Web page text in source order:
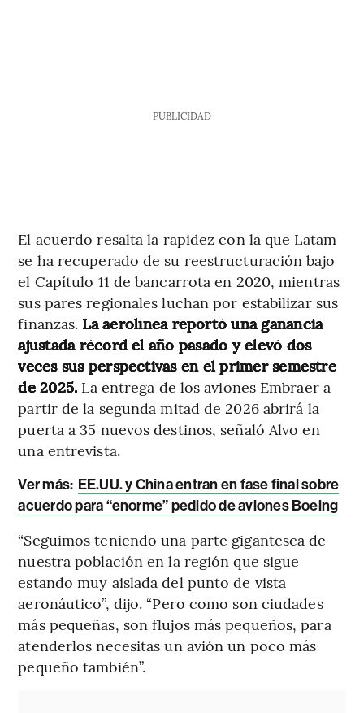
PUBLICIDAD
El acuerdo resalta la rapidez con la que Latam
se ha recuperado de su reestructuración bajo
el Capítulo 11 de bancarrota en 2020, mientras
sus pares regionales luchan por estabilizar sus
finanzas. La aerolínea reportó una ganancia
ajustada récord el año pasado y elevó dos
veces sus perspectivas en el primer semestre
de 2025. La entrega de los aviones Embraer a
partir de la segunda mitad de 2026 abrirá la
puerta a 35 nuevos destinos, señaló Alvo en
una entrevista.
Ver más: EE.UU. y China entran en fase final sobre
acuerdo para “enorme” pedido de aviones Boeing
“Seguimos teniendo una parte gigantesca de
nuestra población en la región que sigue
estando muy aislada del punto de vista
aeronáutico”, dijo. “Pero como son ciudades
más pequeñas, son flujos más pequeños, para
atenderlos necesitas un avión un poco más
pequeño también”.